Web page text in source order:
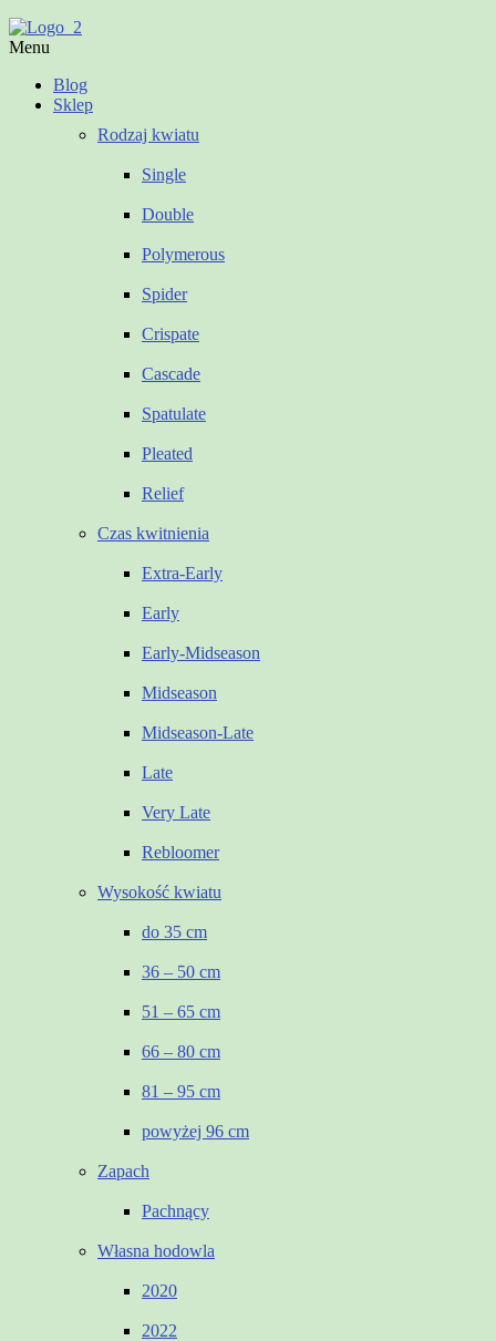
Menu
Blog
Sklep
Rodzaj kwiatu
Single
Double
Polymerous
Spider
Crispate
Cascade
Spatulate
Pleated
Relief
Czas kwitnienia
Extra-Early
Early
Early-Midseason
Midseason
Midseason-Late
Late
Very Late
Rebloomer
Wysokość kwiatu
do 35 cm
36 – 50 cm
51 – 65 cm
66 – 80 cm
81 – 95 cm
powyżej 96 cm
Zapach
Pachnący
Własna hodowla
2020
2022